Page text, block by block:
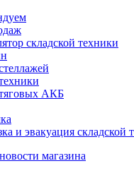
складской техники
АКБ
и эвакуация складской
магазина